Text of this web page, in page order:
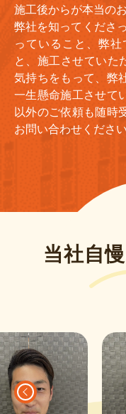
施工後からが本当の
弊社を知ってくださ
っていること、弊
と、施工させていた
気持ちをもって、弊
一生懸命施工させて
以外のご依頼も随時
お問い合わせください
当社自